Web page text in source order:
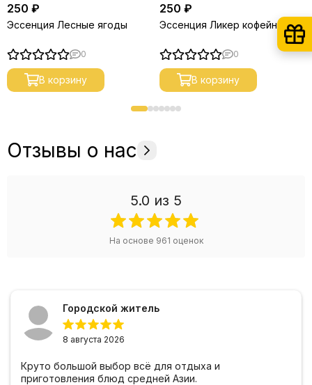
250 ₽
Эссенция Лесные ягоды
0
В корзину
250 ₽
Эссенция Ликер кофейный
0
В корзину
Отзывы о нас
5.0 из 5
На основе 961 оценок
Городской житель
8 августа 2026
Круто большой выбор всё для отдыха и
приготовления блюд средней Азии.